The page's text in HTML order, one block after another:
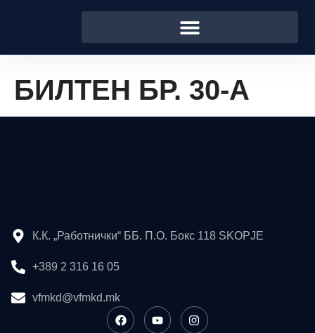
БИЛТЕН БР. 30-А
К.К. „Работнички“ ББ. П.О. Бокс 118 SKOPJE
+389 2 316 16 05
vfmkd@vfmkd.mk